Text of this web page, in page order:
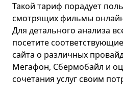
Такой тариф порадует
смотрящих фильмы
Для детального анализа
посетите
сайта о различных
Мегафон, Сбермобайл и
сочетания услуг своим